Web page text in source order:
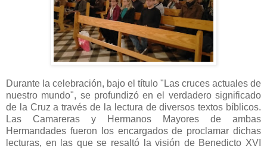
Durante la celebración, bajo el título "Las cruces actuales de
nuestro mundo", se profundizó en el verdadero significado
de la Cruz a través de la lectura de diversos textos bíblicos.
Las Camareras y Hermanos Mayores de ambas
Hermandades fueron los encargados de proclamar dichas
lecturas, en las que se resaltó la visión de Benedicto XVI